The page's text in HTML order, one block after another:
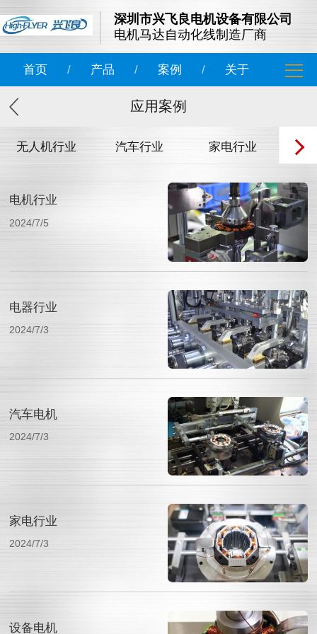
深圳市兴飞良电机设备有限公司
电机马达自动化线制造厂商
首页 / 产品 / 案例 / 关于
应用案例
无人机行业 汽车行业 家电行业 水
电机行业
2024/7/5
电器行业
2024/7/3
汽车电机
2024/7/3
家电行业
2024/7/3
设备电机